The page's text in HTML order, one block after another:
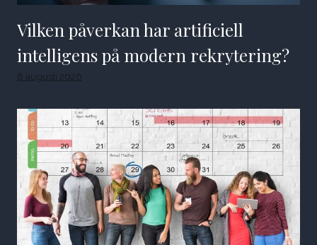
Vilken påverkan har artificiell
intelligens på modern rekrytering?
8 augusti 2026